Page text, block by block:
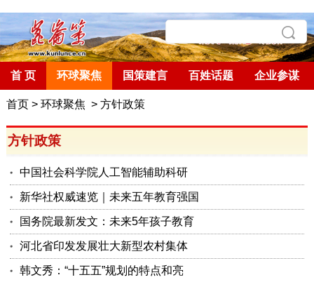
首 页 环球聚焦 国策建言 百姓话题 企业参谋
首页> 环球聚焦 > 方针政策
方针政策
中国社会科学院人工智能辅助科研
新华社权威速览｜未来五年教育强国
国务院最新发文：未来5年孩子教育
河北省印发发展壮大新型农村集体
韩文秀：“十五五”规划的特点和亮